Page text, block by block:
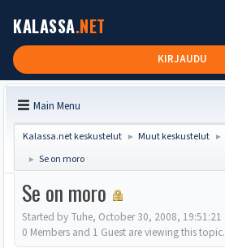
KALASSA.NET
KIRJAUDU
Main Menu
Kalassa.net keskustelut ► Muut keskustelut ►
► Se on moro
Se on moro
Started by Tuhe, October 30, 2008, 19:51:21
0 Members and 1 Guest are viewing this topic.